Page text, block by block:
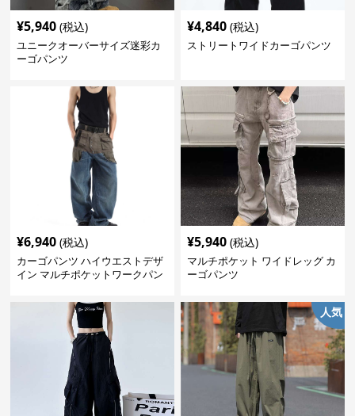
¥5,940 (税込)
ユニークオーバーサイズ迷彩カ
ーゴパンツ
¥4,840 (税込)
ストリートワイドカーゴパンツ
¥6,940 (税込)
カーゴパンツ ハイウエストデザ
イン マルチポケットワークパン
¥5,940 (税込)
マルチポケット ワイドレッグ カ
ーゴパンツ
人気